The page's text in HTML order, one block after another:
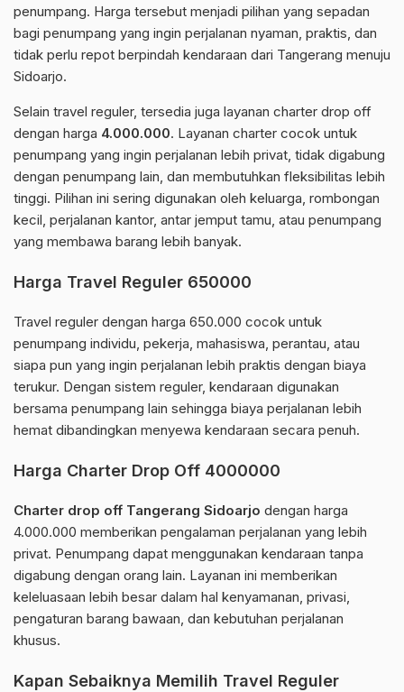
penumpang. Harga tersebut menjadi pilihan yang sepadan
bagi penumpang yang ingin perjalanan nyaman, praktis, dan
tidak perlu repot berpindah kendaraan dari Tangerang menuju
Sidoarjo.
Selain travel reguler, tersedia juga layanan charter drop off
dengan harga 4.000.000. Layanan charter cocok untuk
penumpang yang ingin perjalanan lebih privat, tidak digabung
dengan penumpang lain, dan membutuhkan fleksibilitas lebih
tinggi. Pilihan ini sering digunakan oleh keluarga, rombongan
kecil, perjalanan kantor, antar jemput tamu, atau penumpang
yang membawa barang lebih banyak.
Harga Travel Reguler 650000
Travel reguler dengan harga 650.000 cocok untuk
penumpang individu, pekerja, mahasiswa, perantau, atau
siapa pun yang ingin perjalanan lebih praktis dengan biaya
terukur. Dengan sistem reguler, kendaraan digunakan
bersama penumpang lain sehingga biaya perjalanan lebih
hemat dibandingkan menyewa kendaraan secara penuh.
Harga Charter Drop Off 4000000
Charter drop off Tangerang Sidoarjo dengan harga
4.000.000 memberikan pengalaman perjalanan yang lebih
privat. Penumpang dapat menggunakan kendaraan tanpa
digabung dengan orang lain. Layanan ini memberikan
keleluasaan lebih besar dalam hal kenyamanan, privasi,
pengaturan barang bawaan, dan kebutuhan perjalanan
khusus.
Kapan Sebaiknya Memilih Travel Reguler